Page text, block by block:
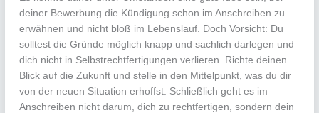
deiner Bewerbung die Kündigung schon im Anschreiben zu
erwähnen und nicht bloß im Lebenslauf. Doch Vorsicht: Du
solltest die Gründe möglich knapp und sachlich darlegen und
dich nicht in Selbstrechtfertigungen verlieren. Richte deinen
Blick auf die Zukunft und stelle in den Mittelpunkt, was du dir
von der neuen Situation erhoffst. Schließlich geht es im
Anschreiben nicht darum, dich zu rechtfertigen, sondern dein